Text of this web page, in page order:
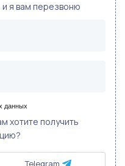
я вам перезвоню
данных
хотите получить
Telegram